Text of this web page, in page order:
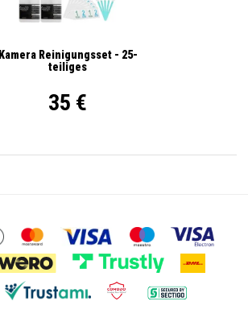
Kamera Reinigungsset - 25-
teiliges
35 €